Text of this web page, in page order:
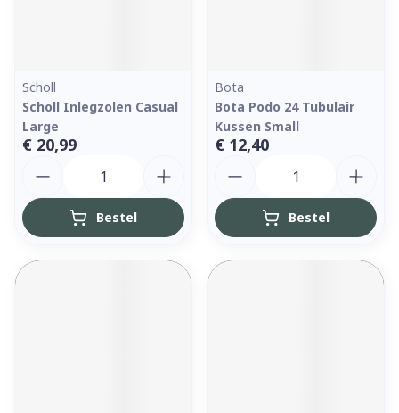
Scholl
Scholl Inlegzolen Casual
Large
€ 20,99
Bestel
Bota
Bota Podo 24 Tubulair
Kussen Small
€ 12,40
Bestel